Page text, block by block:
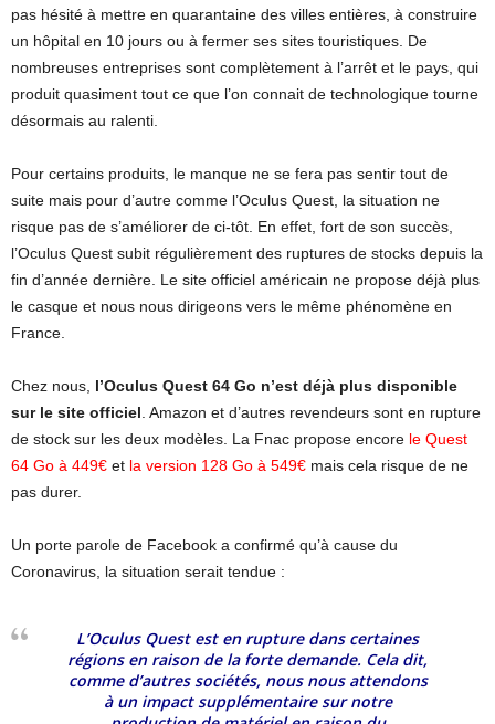
pas hésité à mettre en quarantaine des villes entières, à construire
un hôpital en 10 jours ou à fermer ses sites touristiques. De
nombreuses entreprises sont complètement à l’arrêt et le pays, qui
produit quasiment tout ce que l’on connait de technologique tourne
désormais au ralenti.
Pour certains produits, le manque ne se fera pas sentir tout de
suite mais pour d’autre comme l’Oculus Quest, la situation ne
risque pas de s’améliorer de ci-tôt. En effet, fort de son succès,
l’Oculus Quest subit régulièrement des ruptures de stocks depuis la
fin d’année dernière. Le site officiel américain ne propose déjà plus
le casque et nous nous dirigeons vers le même phénomène en
France.
Chez nous, l’Oculus Quest 64 Go n’est déjà plus disponible
sur le site officiel. Amazon et d’autres revendeurs sont en rupture
de stock sur les deux modèles. La Fnac propose encore le Quest
64 Go à 449€ et la version 128 Go à 549€ mais cela risque de ne
pas durer.
Un porte parole de Facebook a confirmé qu’à cause du
Coronavirus, la situation serait tendue :
L’Oculus Quest est en rupture dans certaines
régions en raison de la forte demande. Cela dit,
comme d’autres sociétés, nous nous attendons
à un impact supplémentaire sur notre